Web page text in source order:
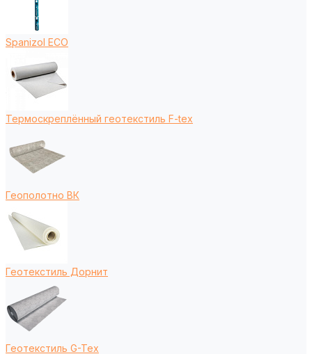
Spanizol ECO
Термоскреплённый геотекстиль F-tex
Геополотно ВК
Геотекстиль Дорнит
Геотекстиль G-Tex